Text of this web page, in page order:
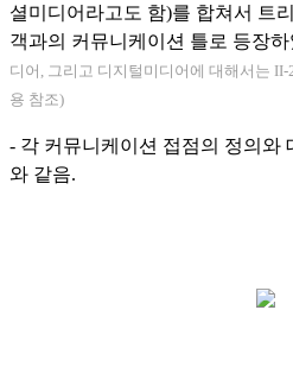
셜미디어라고도 함)를 합쳐서 트
객과의 커뮤니케이션 틀로 등장하
디어, 그리고 디지털미디어에 대해서는
용 참조)
- 각 커뮤니케이션 접점의 정의와
와 같음.